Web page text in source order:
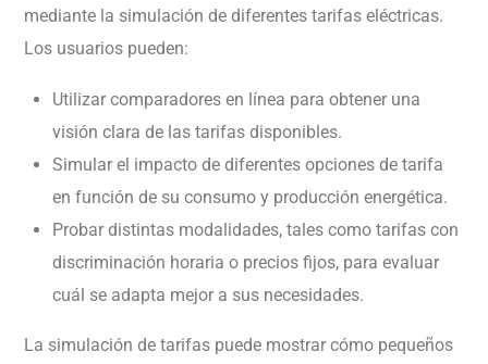
mediante la simulación de diferentes tarifas eléctricas.
Los usuarios pueden:
Utilizar comparadores en línea para obtener una
visión clara de las tarifas disponibles.
Simular el impacto de diferentes opciones de tarifa
en función de su consumo y producción energética.
Probar distintas modalidades, tales como tarifas con
discriminación horaria o precios fijos, para evaluar
cuál se adapta mejor a sus necesidades.
La simulación de tarifas puede mostrar cómo pequeños